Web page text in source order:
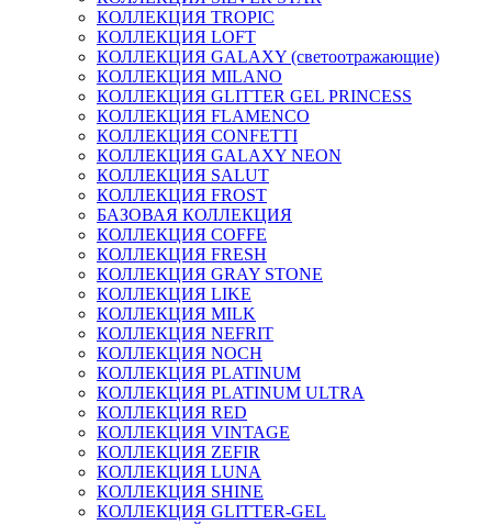
КОЛЛЕКЦИЯ TROPIC
КОЛЛЕКЦИЯ LOFT
КОЛЛЕКЦИЯ GALAXY (светоотражающие)
КОЛЛЕКЦИЯ MILANO
КОЛЛЕКЦИЯ GLITTER GEL PRINCESS
КОЛЛЕКЦИЯ FLAMENCO
КОЛЛЕКЦИЯ CONFETTI
КОЛЛЕКЦИЯ GALAXY NEON
КОЛЛЕКЦИЯ SALUT
КОЛЛЕКЦИЯ FROST
БАЗОВАЯ КОЛЛЕКЦИЯ
КОЛЛЕКЦИЯ COFFE
КОЛЛЕКЦИЯ FRESH
КОЛЛЕКЦИЯ GRAY STONE
КОЛЛЕКЦИЯ LIKE
КОЛЛЕКЦИЯ MILK
КОЛЛЕКЦИЯ NEFRIT
КОЛЛЕКЦИЯ NOCH
КОЛЛЕКЦИЯ PLATINUM
КОЛЛЕКЦИЯ PLATINUM ULTRA
КОЛЛЕКЦИЯ RED
КОЛЛЕКЦИЯ VINTAGE
КОЛЛЕКЦИЯ ZEFIR
КОЛЛЕКЦИЯ LUNA
КОЛЛЕКЦИЯ SHINE
КОЛЛЕКЦИЯ GLITTER-GEL